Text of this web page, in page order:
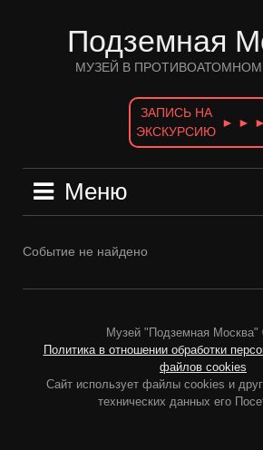
Подземная
МУЗЕЙ В
ЗАПИСЬ НА
ЭКСКУРСИЮ
► ► ►
Меню
Событие не найдено
Музей "Подземная Москва"
Политика в отношении обработки
файлов cookies
Сайт использует файлы cookies и
технических данных его